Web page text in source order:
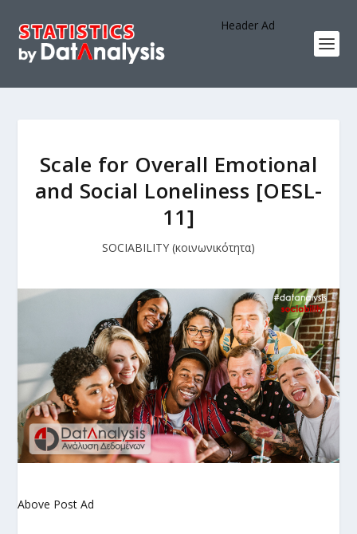
Header Ad
Scale for Overall Emotional
and Social Loneliness [OESL-
11]
SOCIABILITY (κοινωνικότητα)
Above Post Ad